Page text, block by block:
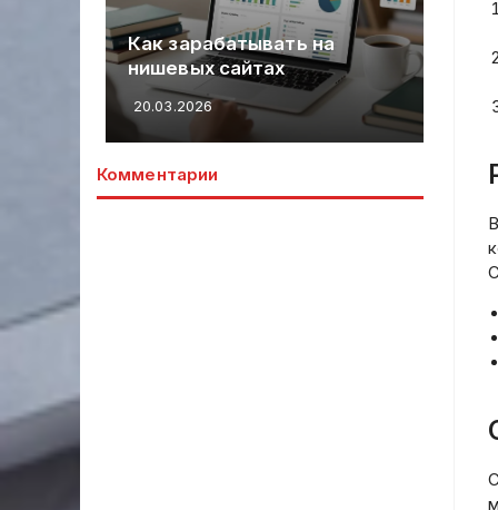
Как зарабатывать на
нишевых сайтах
20.03.2026
Комментарии